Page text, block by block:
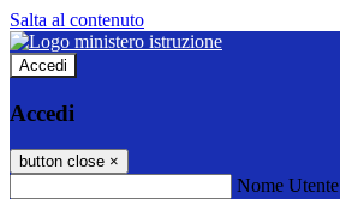
Salta al contenuto
Accedi
Accedi
button close ×
Nome Utente